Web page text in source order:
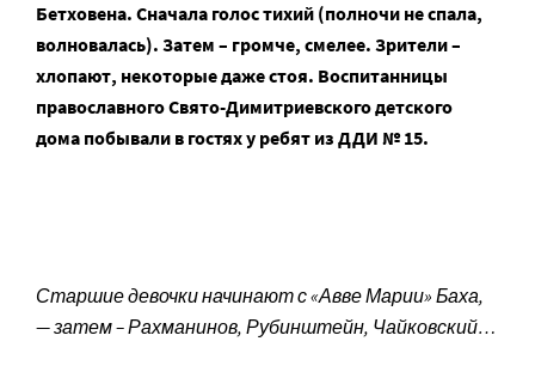
Бетховена. Сначала голос тихий (полночи не спала,
волновалась). Затем – громче, смелее. Зрители –
хлопают, некоторые даже стоя. Воспитанницы
православного Свято-Димитриевского детского
дома побывали в гостях у ребят из ДДИ № 15.
Старшие девочки начинают с «Авве Марии» Баха,
— затем – Рахманинов, Рубинштейн, Чайковский…